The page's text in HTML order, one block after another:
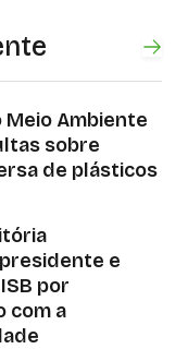
Ambiente
sobre
de plásticos
e
por
com a